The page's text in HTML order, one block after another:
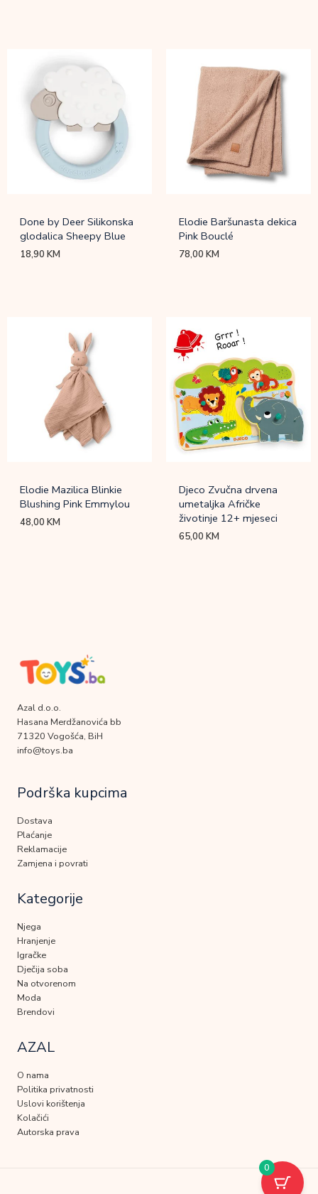
Done by Deer Silikonska
glodalica Sheepy Blue
18,90KM
Elodie Baršunasta dekica
Pink Bouclé
78,00KM
Elodie Mazilica Blinkie
Blushing Pink Emmylou
48,00KM
Djeco Zvučna drvena
umetaljka Afričke
životinje 12+ mjeseci
65,00KM
Azal d.o.o.
Hasana Merdžanovića bb
71320 Vogošća, BiH
info@toys.ba
Podrška kupcima
Dostava
Plaćanje
Reklamacije
Zamjena i povrati
Kategorije
Njega
Hranjenje
Igračke
Dječija soba
Na otvorenom
Moda
Brendovi
AZAL
O nama
Politika privatnosti
Uslovi korištenja
Kolačići
Autorska prava
0